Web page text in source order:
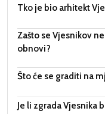
Tko je bio arhitekt
Zašto se Vjesnikov
obnovi?
Što će se graditi na
Je li zgrada Vjesnika